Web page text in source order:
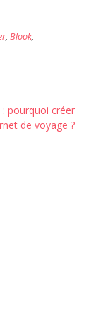
, Blook,
pourquoi créer
de voyage ?